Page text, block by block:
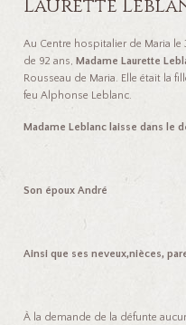
y
Li
nk
o
o
Laurette
Au Centre hospitalier de Maria le
de 92 ans, Madame Laurette
Rousseau de Maria. Elle était la
feu Alphonse Leblanc.
Madame Leblanc laisse dans le
Son époux André
Ainsi que ses neveux,nièces,
À la demande de la défunte